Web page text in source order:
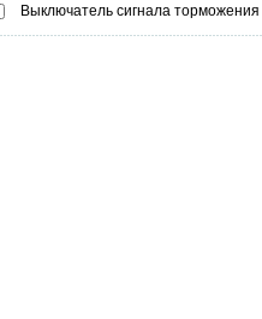
Выключатель сигнала торможения